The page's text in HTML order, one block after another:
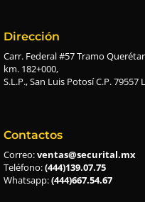
Dirección
Carr. Federal #57 Tramo
km. 182+000,
S.L.P., San Luis Potosí C.P. 79557
Contactos
Correo:ventas@securital.mx
Teléfono:(444)139.07.75
Whatsapp:(444)667.54.67